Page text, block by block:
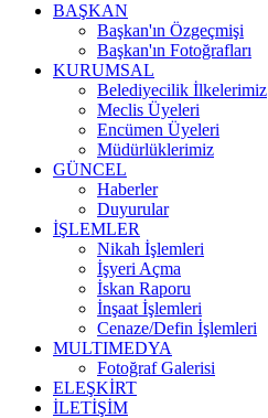
BAŞKAN
Başkan'ın Özgeçmişi
Başkan'ın Fotoğrafları
KURUMSAL
Belediyecilik İlkelerimiz
Meclis Üyeleri
Encümen Üyeleri
Müdürlüklerimiz
GÜNCEL
Haberler
Duyurular
İŞLEMLER
Nikah İşlemleri
İşyeri Açma
İskan Raporu
İnşaat İşlemleri
Cenaze/Defin İşlemleri
MULTIMEDYA
Fotoğraf Galerisi
ELEŞKİRT
İLETİŞİM